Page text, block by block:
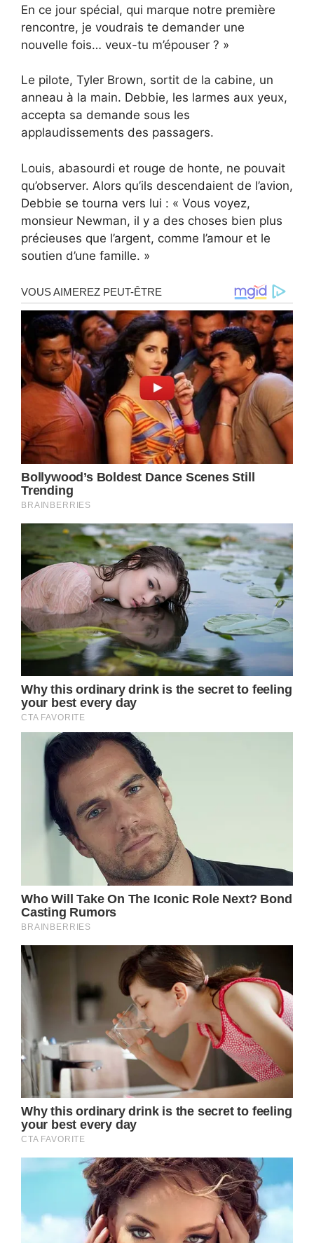
En ce jour spécial, qui marque notre première
rencontre, je voudrais te demander une
nouvelle fois… veux-tu m’épouser ? »
Le pilote, Tyler Brown, sortit de la cabine, un
anneau à la main. Debbie, les larmes aux yeux,
accepta sa demande sous les
applaudissements des passagers.
Louis, abasourdi et rouge de honte, ne pouvait
qu’observer. Alors qu’ils descendaient de l’avion,
Debbie se tourna vers lui : « Vous voyez,
monsieur Newman, il y a des choses bien plus
précieuses que l’argent, comme l’amour et le
soutien d’une famille. »